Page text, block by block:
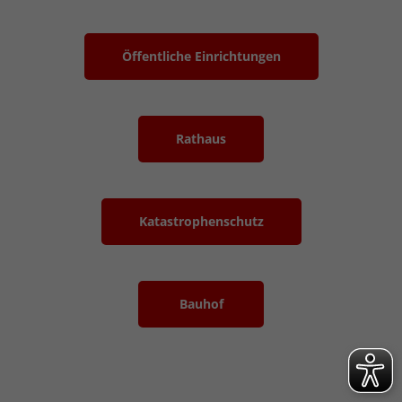
Öffentliche Einrichtungen
Rathaus
Katastrophenschutz
Bauhof